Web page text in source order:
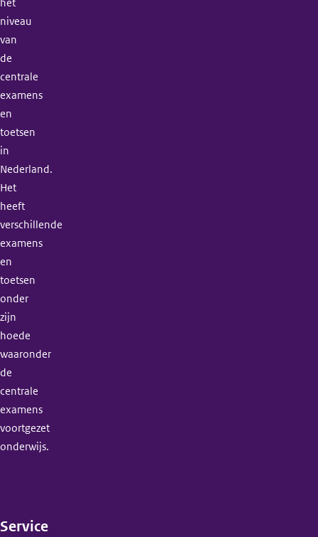
het
niveau
van
de
centrale
examens
en
toetsen
in
Nederland.
Het
heeft
verschillende
examens
en
toetsen
onder
zijn
hoede
waaronder
de
centrale
examens
voortgezet
onderwijs.
Service